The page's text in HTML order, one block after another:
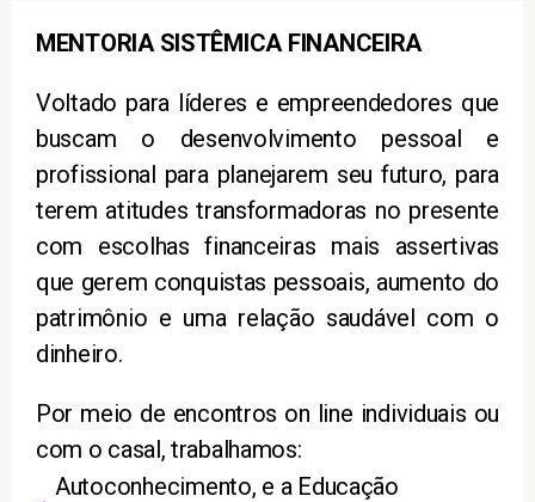
MENTORIA SISTÊMICA FINANCEIRA
Voltado para líderes e empreendedores que
buscam o desenvolvimento pessoal e
profissional para planejarem seu futuro, para
terem atitudes transformadoras no presente
com escolhas financeiras mais assertivas
que gerem conquistas pessoais, aumento do
patrimônio e uma relação saudável com o
dinheiro.
Por meio de encontros on line individuais ou
com o casal, trabalhamos:
Autoconhecimento, e a Educação